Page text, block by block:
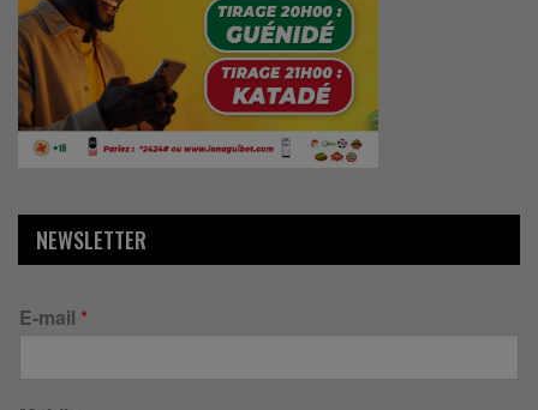
NEWSLETTER
E-mail *